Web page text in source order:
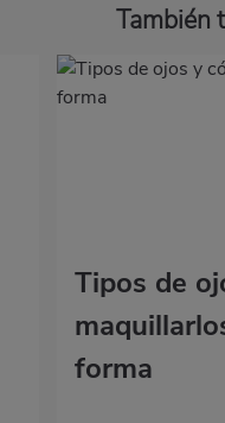
También
Tipos de
forma